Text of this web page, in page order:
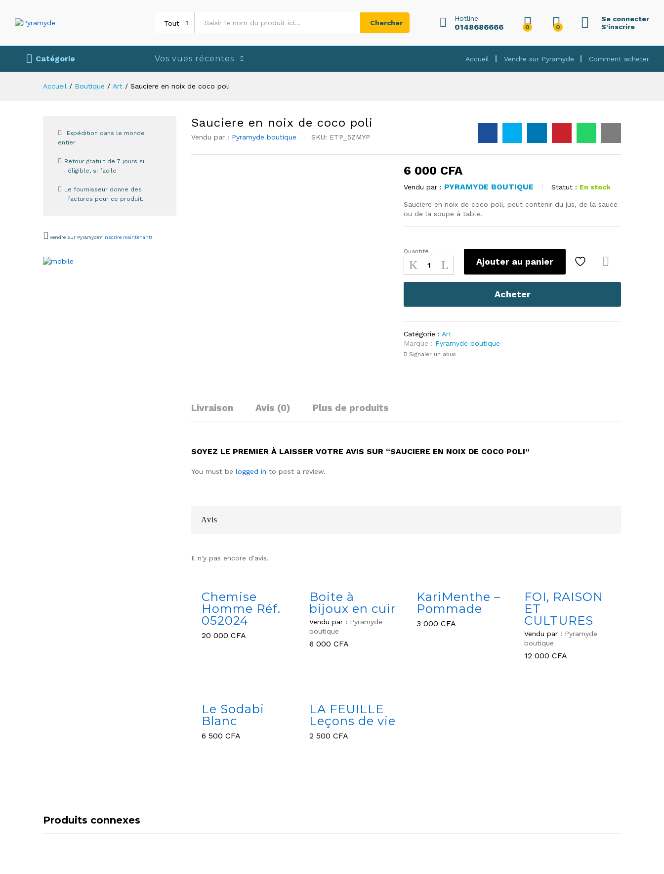
Tout Chercher
Hotline
0148686666 0 0
Se connecter
S'inscrire
Catégorie Vos vues récentes Accueil Vendre sur Pyramyde Comment acheter
Accueil / Boutique / Art / Sauciere en noix de coco poli
Sauciere en noix de coco poli
Vendu par : Pyramyde boutique SKU: ETP_5ZMYP
6 000 CFA
Vendu par : PYRAMYDE BOUTIQUE Statut : En stock
Sauciere en noix de coco poli, peut contenir du jus, de la sauce
ou de la soupe à table.
quantité
de
Sauciere
en
coco
Quantité
Ajouter au panier
pare
Acheter
Catégorie : Art
Marque : Pyramyde boutique
Signaler un abus
Livraison Avis (0) Plus de produits
SOYEZ LE PREMIER À LAISSER VOTRE AVIS SUR “SAUCIERE EN NOIX DE COCO POLI”
You must be logged in to post a review.
Avis
Il n'y pas encore d'avis.
Chemise
Homme Réf.
052024
20 000 CFA
Boite à
bijoux en cuir
Vendu par : Pyramyde
boutique
6 000 CFA
KariMenthe –
Pommade
3 000 CFA
FOI, RAISON
ET
CULTURES
Vendu par : Pyramyde
boutique
12 000 CFA
Le Sodabi
Blanc
6 500 CFA
LA FEUILLE
Leçons de vie
2 500 CFA
Expédition dans le monde
entier
Retour gratuit de 7 jours si
éligible, si facile
Le fournisseur donne des
factures pour ce produit.
Vendre sur Pyramyde? Inscrire maintenant!
Produits connexes
Sauciere en noix de coco poli
Plus de produits